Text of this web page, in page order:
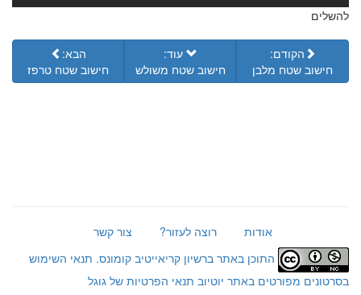
להשלים
הקודם:
חישוב שטח מלבן
עוד:
חישוב שטח משולש
הבא:
חישוב שטח טרפז
אודות רוצה לעזור?
צור קשר
התוכן באתר ברשיון קריאייטיב קומונס. תנאי השימוש
בסרטונים מפורטים באתר יוטיוב תנאי הפרטיות של גוגל